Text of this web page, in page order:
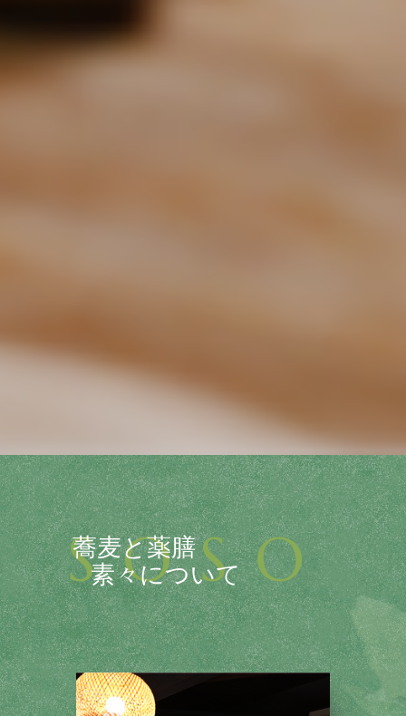
蕎麦と薬膳
素々について
SOSO